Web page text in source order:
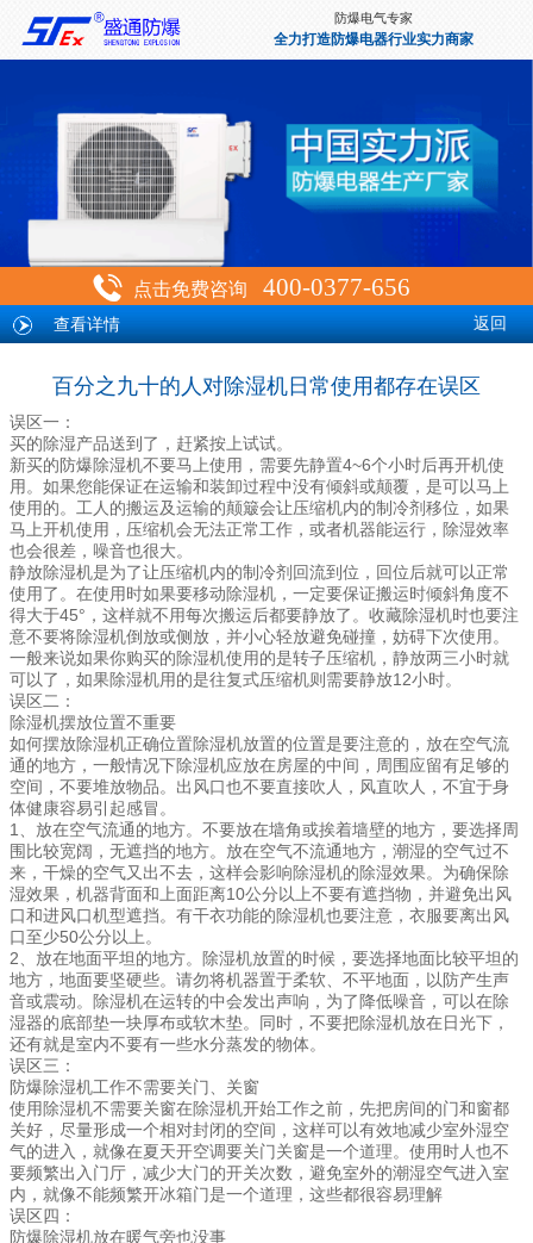
防爆电气专家
全力打造防爆电器行业实力商家
点击免费咨询 400-0377-656
返回
查看详情
百分之九十的人对除湿机日常使用都存在误区
误区一：
买的除湿产品送到了，赶紧按上试试。
新买的 防爆除湿机不要马上使用，需要先静置4~6个小时后再开机使
用。如果您能保证在运输和装卸过程中没有倾斜或颠覆，是可以马上
使用的。工人的搬运及运输的颠簸会让压缩机内的制冷剂移位，如果
马上开机使用，压缩机会无法正常工作，或者机器能运行，除湿效率
也会很差，噪音也很大。
静放除湿机是为了让压缩机内的制冷剂回流到位，回位后就可以正常
使用了。在使用时如果要移动除湿机，一定要保证搬运时倾斜角度不
得大于45°，这样就不用每次搬运后都要静放了。收藏除湿机时也要注
意不要将除湿机倒放或侧放，并小心轻放避免碰撞，妨碍下次使用。
一般来说如果你购买的除湿机使用的是转子压缩机，静放两三小时就
可以了，如果除湿机用的是往复式压缩机则需要静放12小时。
误区二：
除湿机摆放位置不重要
如何摆放除湿机正确位置除湿机放置的位置是要注意的，放在空气流
通的地方，一般情况下除湿机应放在房屋的中间，周围应留有足够的
空间，不要堆放物品。出风口也不要直接吹人，风直吹人，不宜于身
体健康容易引起感冒。
1、放在空气流通的地方。不要放在墙角或挨着墙壁的地方，要选择周
围比较宽阔，无遮挡的地方。放在空气不流通地方，潮湿的空气过不
来，干燥的空气又出不去，这样会影响除湿机的除湿效果。为确保除
湿效果，机器背面和上面距离10公分以上不要有遮挡物，并避免出风
口和进风口机型遮挡。有干衣功能的除湿机也要注意，衣服要离出风
口至少50公分以上。
2、放在地面平坦的地方。除湿机放置的时候，要选择地面比较平坦的
地方，地面要坚硬些。请勿将机器置于柔软、不平地面，以防产生声
音或震动。除湿机在运转的中会发出声响，为了降低噪音，可以在除
湿器的底部垫一块厚布或软木垫。同时，不要把除湿机放在日光下，
还有就是室内不要有一些水分蒸发的物体。
误区三：
防爆除湿机工作不需要关门、关窗
使用除湿机不需要关窗在除湿机开始工作之前，先把房间的门和窗都
关好，尽量形成一个相对封闭的空间，这样可以有效地减少室外湿空
气的进入，就像在夏天开空调要关门关窗是一个道理。使用时人也不
要频繁出入门厅，减少大门的开关次数，避免室外的潮湿空气进入室
内，就像不能频繁开冰箱门是一个道理，这些都很容易理解
误区四：
防爆除湿机放在暖气旁也没事